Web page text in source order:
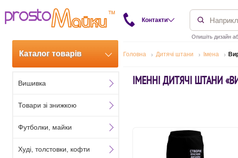
Контакти
Опишіть дизайн
Каталог товарів Головна Дитячі штани Імена
ІМЕННІ ДИТЯЧІ ШТАНИ
Вишивка
Товари зі знижкою
Футболки, майки
Худі, толстовки, кофти